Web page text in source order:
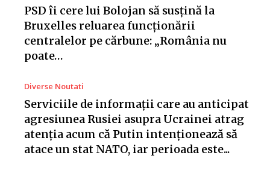
PSD îi cere lui Bolojan să susțină la
Bruxelles reluarea funcționării
centralelor pe cărbune: „România nu
poate…
Diverse Noutati
Serviciile de informații care au anticipat
agresiunea Rusiei asupra Ucrainei atrag
atenția acum că Putin intenționează să
atace un stat NATO, iar perioada este...